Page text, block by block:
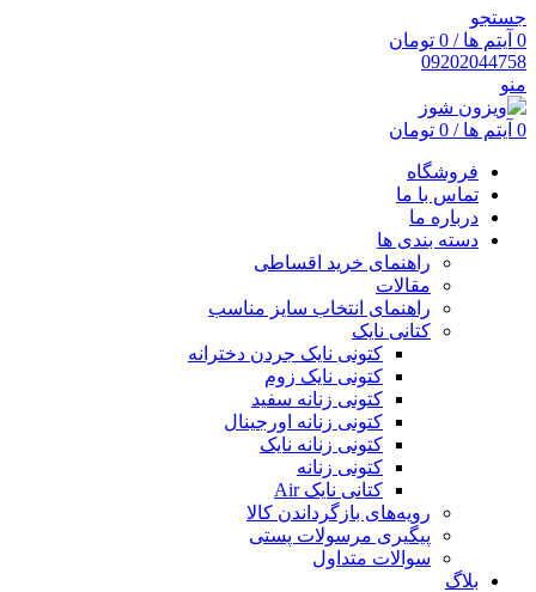
جستجو
0 آیتم ها/
0 تومان
09202044758
منو
0 آیتم ها/
0 تومان
فروشگاه
تماس با ما
درباره ما
دسته بندی ها
راهنمای خرید اقساطی
مقالات
راهنمای انتخاب سایز مناسب
کتانی نایک
کتونی نایک جردن دخترانه
کتونی نایک زوم
کتونی زنانه سفید
کتونی زنانه اورجینال
کتونی زنانه نایک
کتونی زنانه
کتانی نایک Air
رویه‌های بازگرداندن کالا
پیگیری مرسولات پستی
سوالات متداول
بلاگ